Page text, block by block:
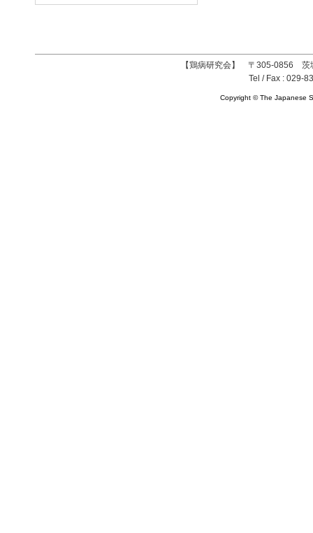
【鶏病研究会】 〒305-0856 茨
Tel / Fax : 029-
Copyright © The Japanese